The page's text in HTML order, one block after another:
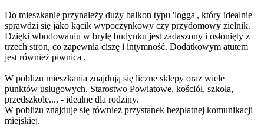
Do mieszkanie przynależy duży balkon typu 'logga', który idealnie
sprawdzi się jako kącik wypoczynkowy czy przydomowy zielnik.
Dzięki wbudowaniu w bryłę budynku jest zadaszony i osłonięty z
trzech stron, co zapewnia ciszę i intymność. Dodatkowym atutem
jest również piwnica .
W pobliżu mieszkania znajdują się liczne sklepy oraz wiele
punktów usługowych. Starostwo Powiatowe, kościół, szkoła,
przedszkole.... - idealne dla rodziny.
W pobliżu znajduje się również przystanek bezpłatnej komunikacji
miejskiej.